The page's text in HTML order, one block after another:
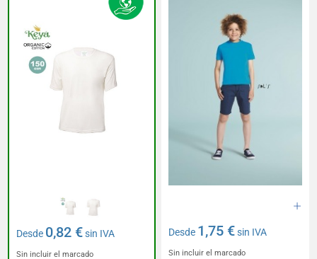
Desde 0,82 €sin IVA
Sin incluir el marcado
Desde 1,75 €sin IVA
Sin incluir el marcado